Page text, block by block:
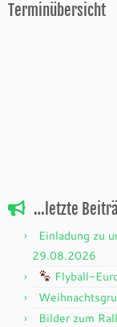
Terminübersicht
…letzte
Einladung zu
29.08.2026
Flyball-
Bilder zum